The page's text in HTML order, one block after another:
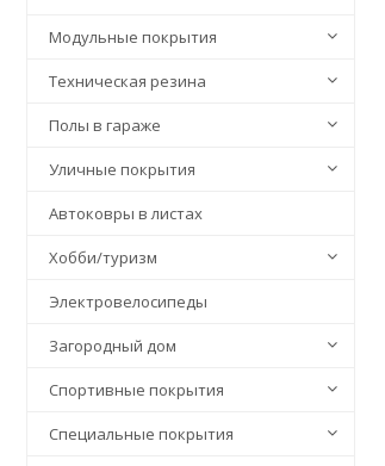
Модульные покрытия
Техническая резина
Полы в гараже
Уличные покрытия
Автоковры в листах
Хобби/туризм
Электровелосипеды
Загородный дом
Спортивные покрытия
Специальные покрытия